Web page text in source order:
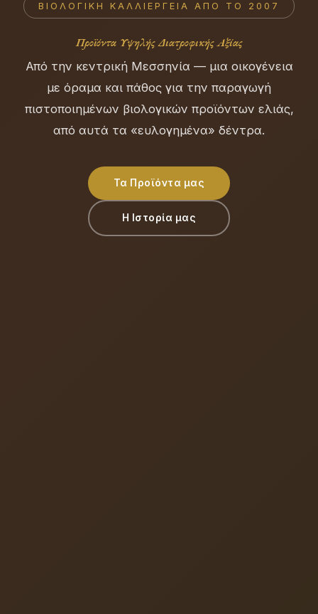
ΒΙΟΛΟΓΙΚΉ ΚΑΛΛΙΈΡΓΕΙΑ ΑΠΌ ΤΟ 2007
Προϊόντα Υψηλής Διατροφικής Αξίας
Από την κεντρική Μεσσηνία — μια οικογένεια
με όραμα και πάθος για την παραγωγή
πιστοποιημένων βιολογικών προϊόντων ελιάς,
από αυτά τα «ευλογημένα» δέντρα.
Τα Προϊόντα μας
Η Ιστορία μας